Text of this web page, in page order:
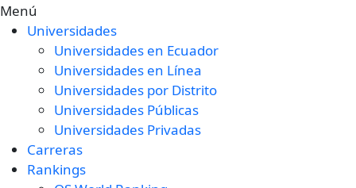
Menú
Universidades
Universidades en Ecuador
Universidades en Línea
Universidades por Distrito
Universidades Públicas
Universidades Privadas
Carreras
Rankings